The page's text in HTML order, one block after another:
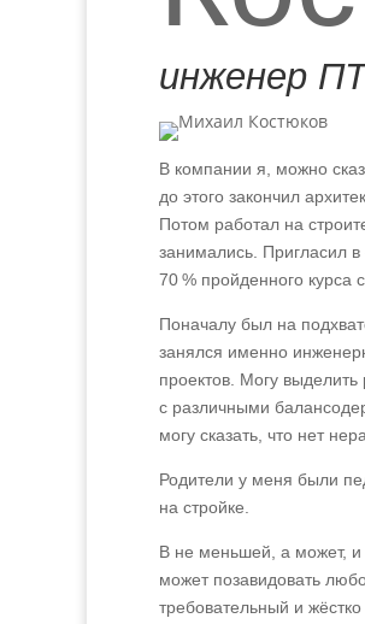
инженер
В компании я, можно
до этого закончил
Потом работал на
занимались. Пригласил
70 % пройденного курса
Поначалу был на
занялся именно
проектов. Могу
с различными
могу сказать, что нет
Родители у меня были
на стройке.
В не меньшей, а может, и
может позавидовать
требовательный и